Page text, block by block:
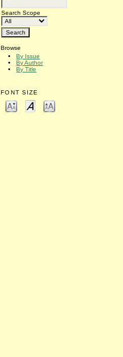
Search Scope
Browse
By Issue
By Author
By Title
FONT SIZE